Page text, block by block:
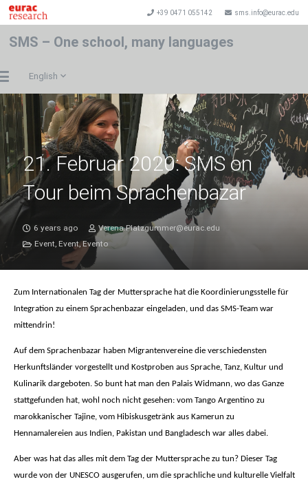
+39 0471 055142 sms.info@eurac.edu
SMS – One school, many languages
English
21. Februar 2020: SMS on
Tour beim Sprachenbazar
6 years ago
Verena.Platzgummer@eurac.edu
Event,Event,Evento
Zum Internationalen Tag der Muttersprache hat die Koordinierungsstelle für
Integration zu einem Sprachenbazar eingeladen, und das SMS-Team war
mittendrin!
Auf dem Sprachenbazar haben Migrantenvereine die verschiedensten
Herkunftsländer vorgestellt und Kostproben aus Sprache, Tanz, Kultur und
Kulinarik dargeboten. So bunt hat man den Palais Widmann, wo das Ganze
stattgefunden hat, wohl noch nicht gesehen: vom Tango Argentino zu
marokkanischer Tajine, vom Hibiskusgetränk aus Kamerun zu
Hennamalereien aus Indien, Pakistan und Bangladesch war alles dabei.
Aber was hat das alles mit dem Tag der Muttersprache zu tun? Dieser Tag
wurde von der UNESCO ausgerufen, um die sprachliche und kulturelle Vielfalt